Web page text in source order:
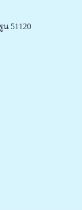
51120